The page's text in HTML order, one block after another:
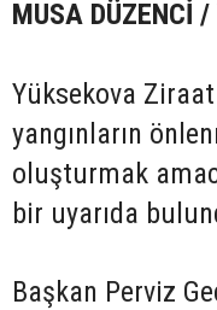
MUSA DÜZENCİ /
Yüksekova Ziraat
yangınların
oluşturmak
bir uyarıda
Başkan Perviz